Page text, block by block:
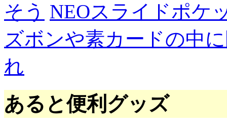
そう NEOスライドポケ
ズボンや素カードの中
れ
あると便利グッズ